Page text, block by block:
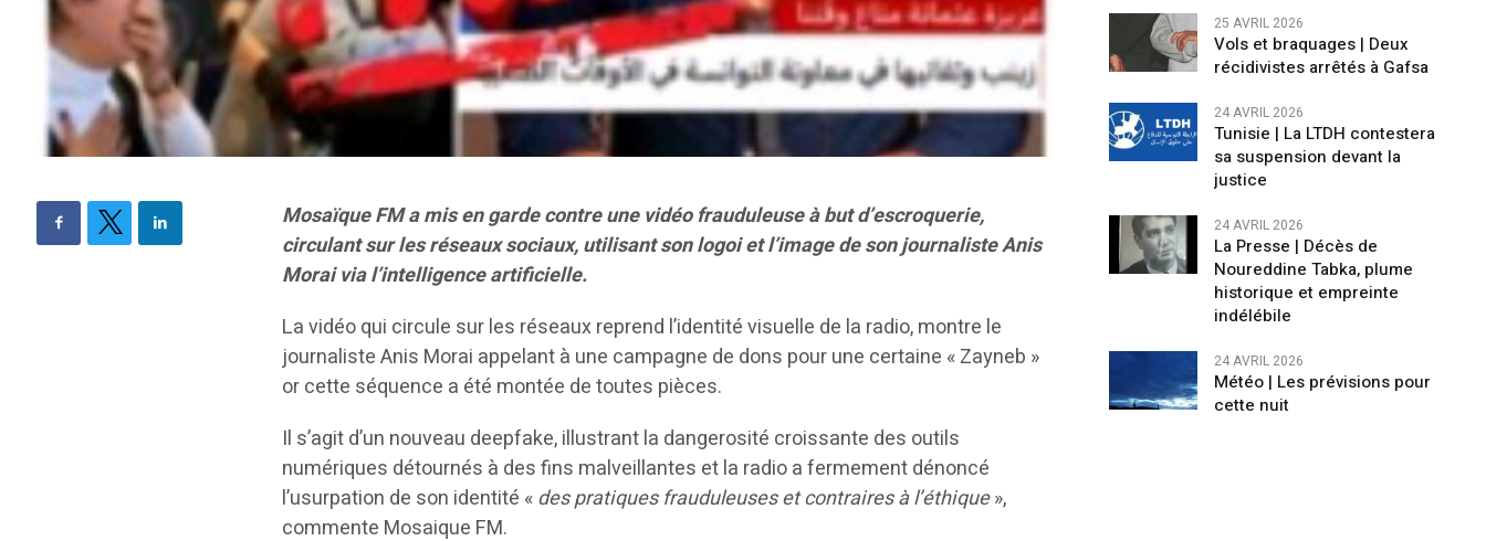
Mosaïque FM a mis en garde contre une vidéo frauduleuse à but d’escroquerie,
circulant sur les réseaux sociaux, utilisant son logoi et l’image de son journaliste Anis
Morai via l’intelligence artificielle.
La vidéo qui circule sur les réseaux reprend l’identité visuelle de la radio, montre le
journaliste Anis Morai appelant à une campagne de dons pour une certaine « Zayneb »
or cette séquence a été montée de toutes pièces.
Il s’agit d’un nouveau deepfake, illustrant la dangerosité croissante des outils
numériques détournés à des fins malveillantes et la radio a fermement dénoncé
l’usurpation de son identité «des pratiques frauduleuses et contraires à l’éthique»,
commente Mosaique FM.
25 AVRIL 2026
Vols et braquages | Deux
récidivistes arrêtés à Gafsa
24 AVRIL 2026
Tunisie | La LTDH contestera
sa suspension devant la
justice
24 AVRIL 2026
La Presse | Décès de
Noureddine Tabka, plume
historique et empreinte
indélébile
24 AVRIL 2026
Météo | Les prévisions pour
cette nuit